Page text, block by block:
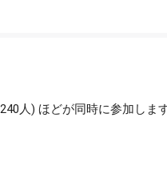
人) ほどが同時に参加しま